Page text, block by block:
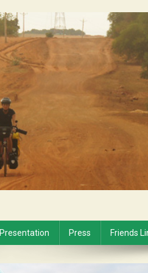
Presentation Press Friends